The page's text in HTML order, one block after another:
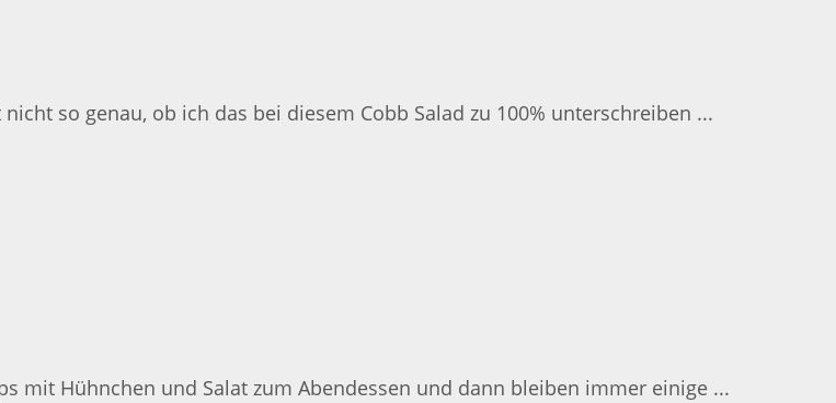
so genau, ob ich das bei diesem Cobb Salad zu 100% unterschreiben ...
mit Hühnchen und Salat zum Abendessen und dann bleiben immer einige ...